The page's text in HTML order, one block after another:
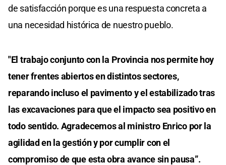
de satisfacción porque es una respuesta concreta a
una necesidad histórica de nuestro pueblo.
"El trabajo conjunto con la Provincia nos permite hoy
tener frentes abiertos en distintos sectores,
reparando incluso el pavimento y el estabilizado tras
las excavaciones para que el impacto sea positivo en
todo sentido. Agradecemos al ministro Enrico por la
agilidad en la gestión y por cumplir con el
compromiso de que esta obra avance sin pausa”.